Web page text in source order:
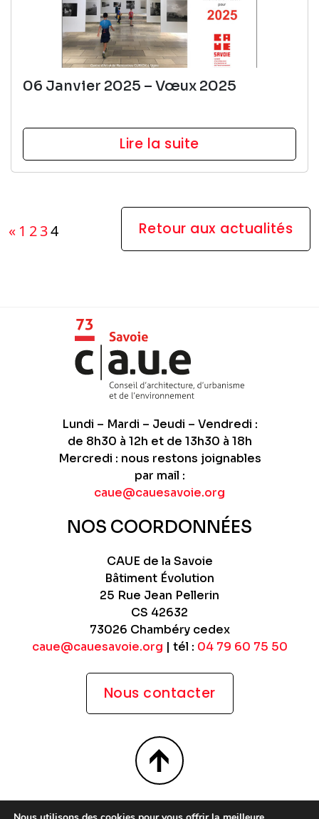
06 Janvier 2025 – Vœux 2025
Lire la suite
Pagination
« 1 234 Retour aux actualités
Lundi – Mardi – Jeudi – Vendredi :
de 8h30 à 12h et de 13h30 à 18h
Mercredi : nous restons joignables
par mail :
caue@cauesavoie.org
NOS COORDONNÉES
CAUE de la Savoie
Bâtiment Évolution
25 Rue Jean Pellerin
CS 42632
73026 Chambéry cedex
caue@cauesavoie.org | tél : 04 79 60 75 50
Nous contacter
Site WordPress par Nouvel Oeil